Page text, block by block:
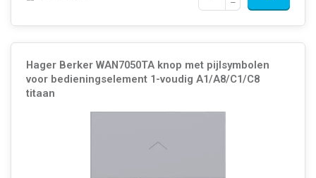
Hager Berker WAN7050TA knop met pijlsymbolen
voor bedieningselement 1-voudig A1/A8/C1/C8
titaan